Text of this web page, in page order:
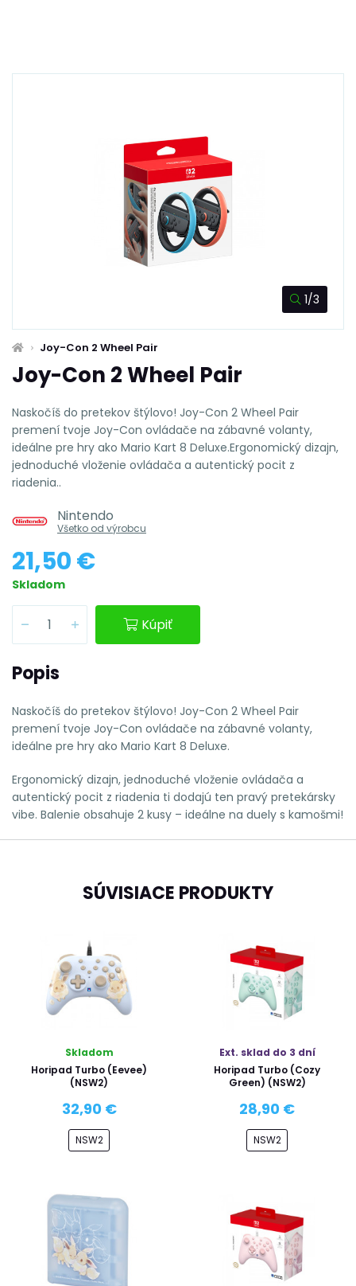
1/3
Joy-Con 2 Wheel Pair
Joy-Con 2 Wheel Pair
Naskočíš do pretekov štýlovo! Joy-Con 2 Wheel Pair
premení tvoje Joy-Con ovládače na zábavné volanty,
ideálne pre hry ako Mario Kart 8 Deluxe.Ergonomický dizajn,
jednoduché vloženie ovládača a autentický pocit z
riadenia..
Nintendo
Všetko od výrobcu
21,50 €
Skladom
Kúpiť
Popis
Naskočíš do pretekov štýlovo! Joy-Con 2 Wheel Pair
premení tvoje Joy-Con ovládače na zábavné volanty,
ideálne pre hry ako Mario Kart 8 Deluxe.
Ergonomický dizajn, jednoduché vloženie ovládača a
autentický pocit z riadenia ti dodajú ten pravý pretekársky
vibe. Balenie obsahuje 2 kusy – ideálne na duely s kamošmi!
SÚVISIACE PRODUKTY
Skladom
Horipad Turbo (Eevee)
(NSW2)
32,90 €
NSW2
Ext. sklad do 3 dní
Horipad Turbo (Cozy
Green) (NSW2)
28,90 €
NSW2